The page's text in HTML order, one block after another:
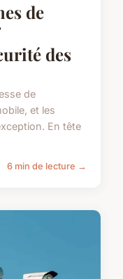
de
des
de
et les
En tête
6 min de lecture →